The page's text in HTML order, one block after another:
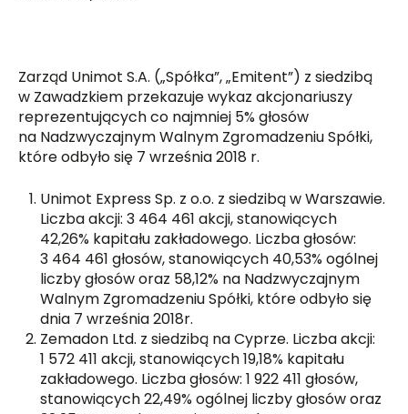
Zarząd Unimot S.A. („Spółka”, „Emitent”) z siedzibą
w Zawadzkiem przekazuje wykaz akcjonariuszy
reprezentujących co najmniej 5% głosów
na Nadzwyczajnym Walnym Zgromadzeniu Spółki,
które odbyło się 7 września 2018 r.
Unimot Express Sp. z o.o. z siedzibą w Warszawie.
Liczba akcji: 3 464 461 akcji, stanowiących
42,26% kapitału zakładowego. Liczba głosów:
3 464 461 głosów, stanowiących 40,53% ogólnej
liczby głosów oraz 58,12% na Nadzwyczajnym
Walnym Zgromadzeniu Spółki, które odbyło się
dnia 7 września 2018r.
Zemadon Ltd. z siedzibą na Cyprze. Liczba akcji:
1 572 411 akcji, stanowiących 19,18% kapitału
zakładowego. Liczba głosów: 1 922 411 głosów,
stanowiących 22,49% ogólnej liczby głosów oraz